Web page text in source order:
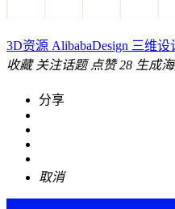
3D资源 AlibabaDesign 三维设
收藏 关注话题 点赞 28 生成
分享
取消